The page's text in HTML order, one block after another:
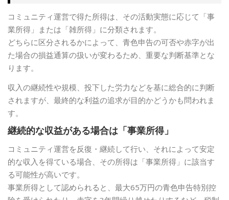
コミュニティ運営で得た所得は、その活動実態に応じて「事
業所得」または「雑所得」に分類されます。
どちらに区分されるかによって、青色申告の可否や赤字が出
た場合の損益通算の扱いが変わるため、重要な判断基準とな
ります。
収入の継続性や規模、投下した労力などを基に総合的に判断
されますが、最終的な利益の追求が目的かどうかも問われま
す。
継続的な収益がある場合は「事業所得」
コミュニティ運営を反復・継続して行い、それによって安定
的な収入を得ている場合、その所得は「事業所得」に該当す
る可能性が高いです。
事業所得として認められると、最大65万円の青色申告特別控